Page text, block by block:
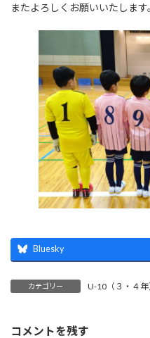
またよろしくお願いいたします
Bluesky
カテゴリー U-10（３・４年
コメントを残す